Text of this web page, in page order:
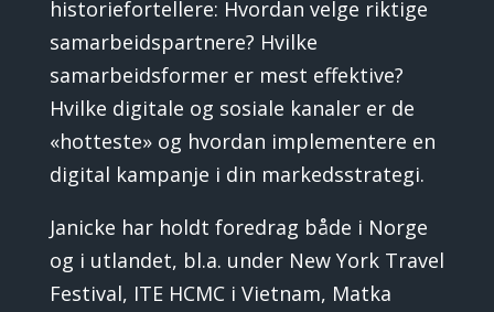
historiefortellere: Hvordan velge riktige
samarbeidspartnere? Hvilke
samarbeidsformer er mest effektive?
Hvilke digitale og sosiale kanaler er de
«hotteste» og hvordan implementere en
digital kampanje i din markedsstrategi.
Janicke har holdt foredrag både i Norge
og i utlandet, bl.a. under New York Travel
Festival, ITE HCMC i Vietnam, Matka